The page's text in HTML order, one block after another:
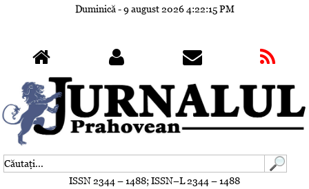
Duminică - 9 august 20264:22:16 PM
ISSN 2344 – 1488; ISSN–L 2344 – 1488